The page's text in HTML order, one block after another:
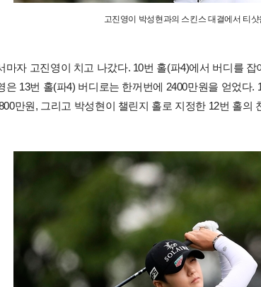
고진영이 박성현과의 스킨스 대결에서 티
마자 고진영이 치고 나갔다. 10번 홀(파4)에서 버디를
은 13번 홀(파4) 버디로는 한꺼번에 2400만원을 얻었다
만원, 그리고 박성현이 챌린지 홀로 지정한 12번 홀의